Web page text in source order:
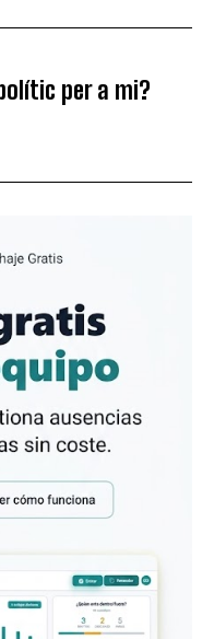
per a mi?